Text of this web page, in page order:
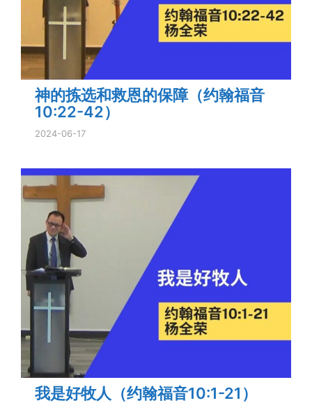
神的拣选和救恩的保障（约翰福音
10:22-42）
2024-06-17
我是好牧人（约翰福音10:1-21）